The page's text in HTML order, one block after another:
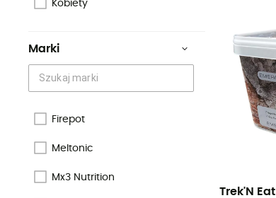
Kobiety
Marki
Firepot
Meltonic
Mx3 Nutrition
Trek'N Eat